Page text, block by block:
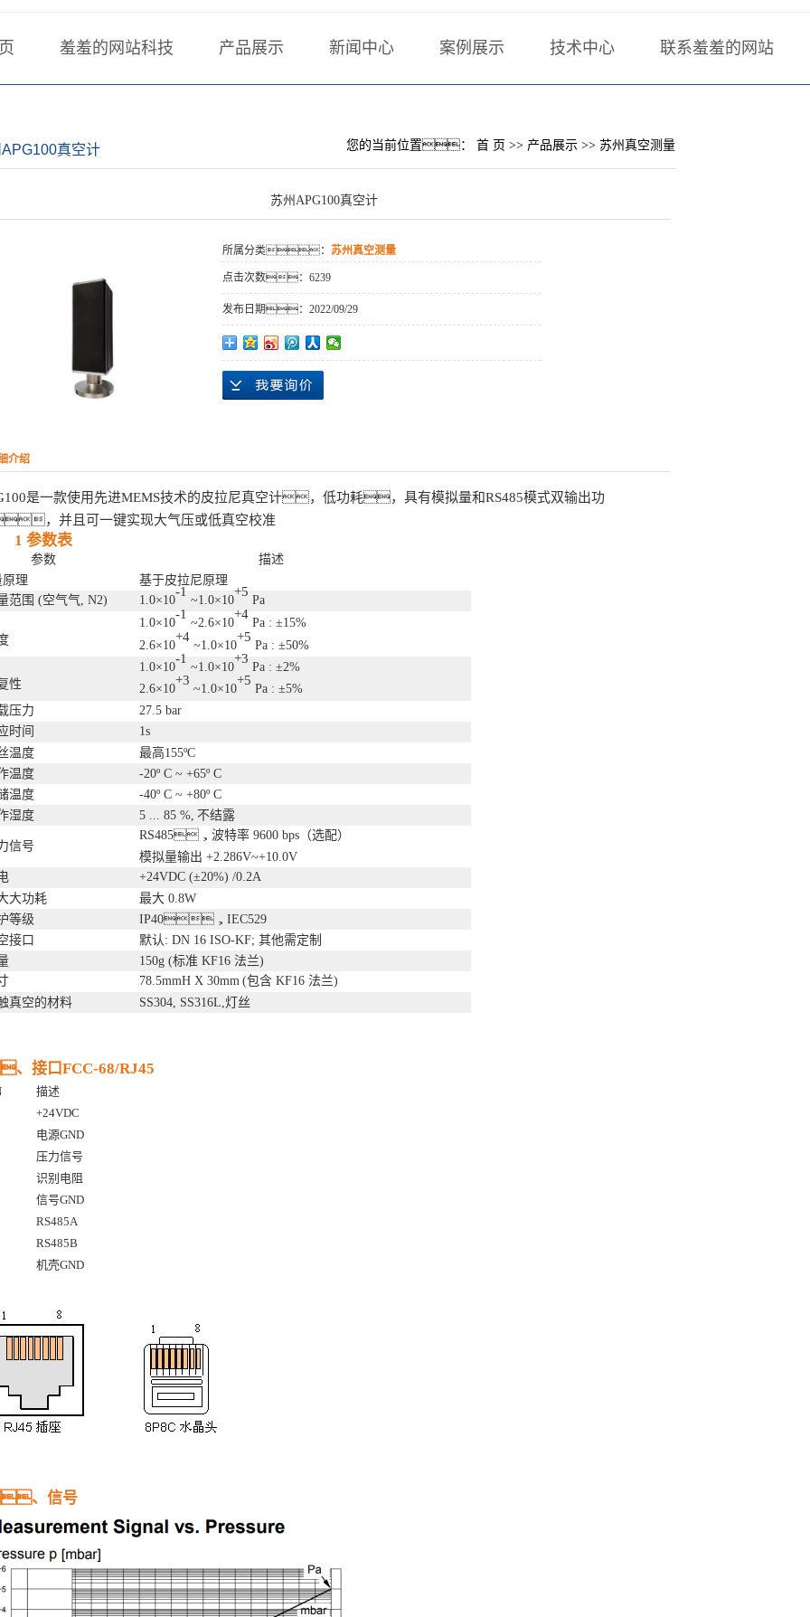
羞羞的网站科技
企业荣誉
产品展示
苏州羞羞网站免费
苏州羞羞视频APP入口
苏州卤素检漏仪
苏州标准漏孔
苏州检漏工装配件
苏州真空测量
苏州检漏服务
新闻中心
羞羞的网站科技
案例展示
正压法检漏
全密封件检漏
技术中心
行业技术
计算工具
联系羞羞的网站
在线留言
真空计 您的当前位置： 首 页 >> 产品展示>> 苏州真空测量
苏州APG100真空计
所属分类： 苏州真空测量
点击次数： 6239
发布日期： 2022/09/29
介绍
100是一款使用先进MEMS技术的皮拉尼真空计，低功耗，具有模拟量和RS485模式双输出功
，并且可一键实现大气压或低真空校准
1 参数表
参数
描述
理
基于皮拉尼原理
范围 (空⽓气 , N2) 1.0×10
-1
~1.0×10
+5
Pa
1.0×10
-1
~2.6×10
+4
Pa :±15%
2.6×10
+4
~1.0×10
+5
Pa :±50%
性
1.0×10
-1
~1.0×10
+3
Pa :±2%
2.6×10
+3
~1.0×10
+5
Pa :±5%
压力
27.5 bar
时间
1s
温度
最高155ºC
温度
-20º C ~ +65º C
温度
-40º C ~ +80º C
湿度
5 ... 85 %, 不结露
信号
RS485，波特率 9600 bps（选配）
模拟量输出 +2.286V~+10.0V
+24VDC (±20%) /0.2A
大功耗
最⼤ 0.8W
等级
IP40，IEC529
接口
默认 : DN 16 ISO-KF;其他需定制
150g (标准 KF16 法兰)
78.5mmH X 30mm (包含 KF16 法兰)
真空的材料 SS304, SS316L, 灯丝
、接口FCC-68/RJ45
描述
+24VDC
电源GND
压力信号
识别电阻
信号GND
RS485A
RS485B
机壳GND
、信号